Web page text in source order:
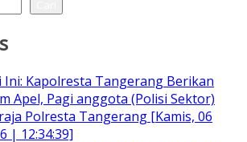
Ini: Kapolresta Tangerang Berikan
Apel, Pagi anggota (Polisi Sektor)
Polresta Tangerang [Kamis, 06
| 12:34:39]